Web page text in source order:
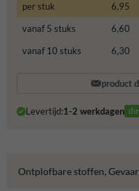
per stuk
6,95
vanaf 5 stuks
6,60
vanaf 10 stuks
6,30
product
Levertijd:1-2 werkdagen
Ontplofbare stoffen,